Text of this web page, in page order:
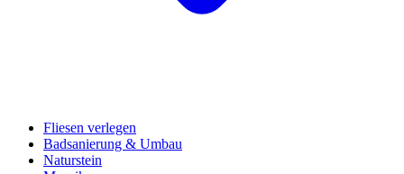
Fliesen verlegen
Badsanierung & Umbau
Naturstein